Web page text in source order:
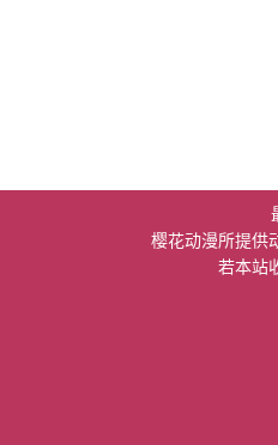
樱花动漫所提供
若本站